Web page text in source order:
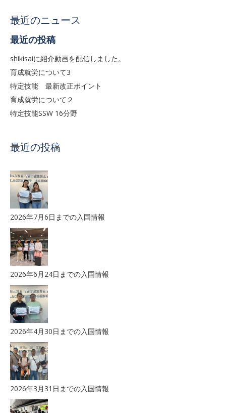
最近のニュース
最近の投稿
shikisaiに紹介動画を配信しました。
育成就労について3
特定技能 最新改正ポイント
育成就労について２
特定技能SSW 16分野
最近の投稿
2026年7月6日までの入国情報
2026年6月24日までの入国情報
2026年4月30日までの入国情報
2026年3月31日までの入国情報